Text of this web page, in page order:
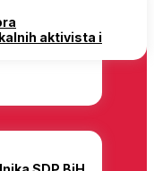
aktivista i